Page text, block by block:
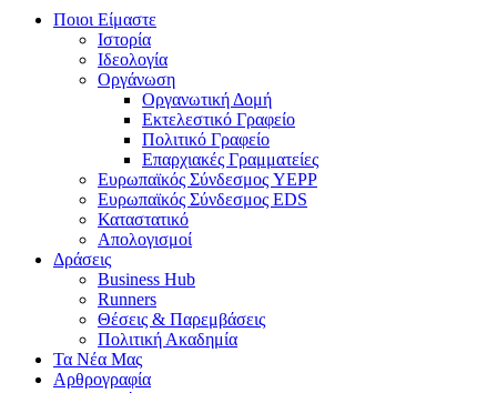
Ποιοι Είμαστε
Ιστορία
Ιδεολογία
Οργάνωση
Οργανωτική Δομή
Εκτελεστικό Γραφείο
Πολιτικό Γραφείο
Επαρχιακές Γραμματείες
Ευρωπαϊκός Σύνδεσμος YEPP
Ευρωπαϊκός Σύνδεσμος EDS
Καταστατικό
Απολογισμοί
Δράσεις
Business Hub
Runners
Θέσεις & Παρεμβάσεις
Πολιτική Ακαδημία
Τα Νέα Μας
Αρθρογραφία